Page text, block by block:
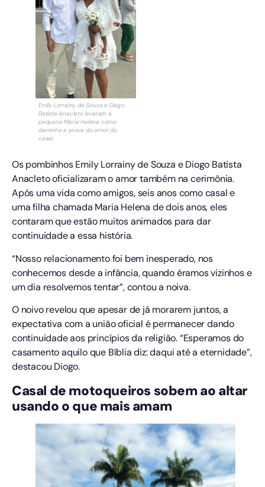
Emily Lorrainy de Souza e Diogo
Batista Anacleto levaram a
pequena Maria Helena como
daminha e prova do amor do
casal.
Os pombinhos Emily Lorrainy de Souza e Diogo Batista
Anacleto oficializaram o amor também na cerimônia.
Após uma vida como amigos, seis anos como casal e
uma filha chamada Maria Helena de dois anos, eles
contaram que estão muitos animados para dar
continuidade a essa história.
“Nosso relacionamento foi bem inesperado, nos
conhecemos desde a infância, quando éramos vizinhos e
um dia resolvemos tentar”, contou a noiva.
O noivo revelou que apesar de já morarem juntos, a
expectativa com a união oficial é permanecer dando
continuidade aos princípios da religião. “Esperamos do
casamento aquilo que Bíblia diz: daqui até a eternidade”,
destacou Diogo.
Casal de motoqueiros sobem ao altar
usando o que mais amam